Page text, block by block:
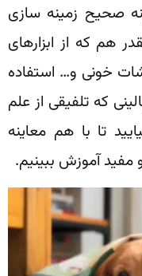
صحیح زمینه سازی
هم که از ابزارهای
خونی و… استفاده
که تلفیقی از علم
تا با هم معاینه
آموزش ببینیم.